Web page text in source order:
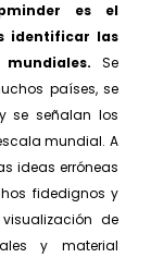
es el
identificar las
Se
países, se
se señalan los
mundial. A
ideas erróneas
fidedignos y
de
y material